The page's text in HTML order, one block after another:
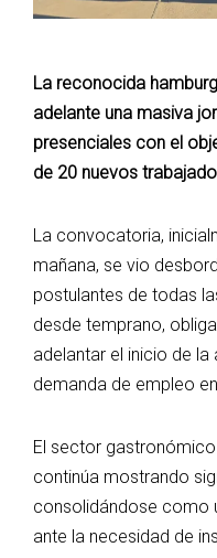
​La reconocida
adelante una masiva
presenciales con el
de 20 nuevos
La convocatoria,
mañana, se vio
postulantes de todas
desde temprano,
adelantar el inicio de
demanda de empleo
​El sector
continúa mostrando
consolidándose como
ante la necesidad de